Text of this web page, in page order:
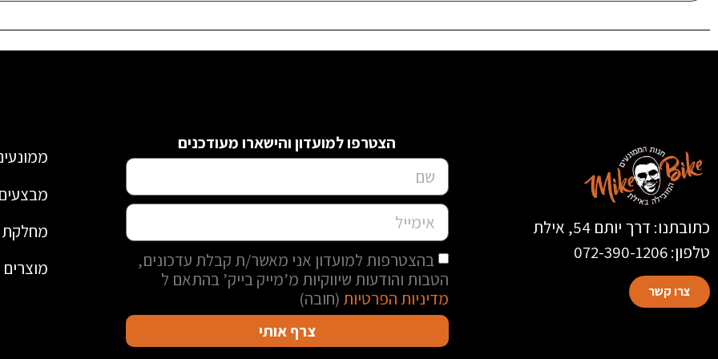
כתובתנו: דרך יותם 54, אילת
טלפון: 072-390-1206
צרו קשר
הצטרפו למועדון והישארו מעודכנים
בהצטרפות למועדון אני מאשר/ת קבלת עדכונים,
הטבות והודעות שיווקיות מ’מייק בייק’ בהתאם ל
מדיניות הפרטיות (חובה)
צרף אותי
מחלקת
מוצרים